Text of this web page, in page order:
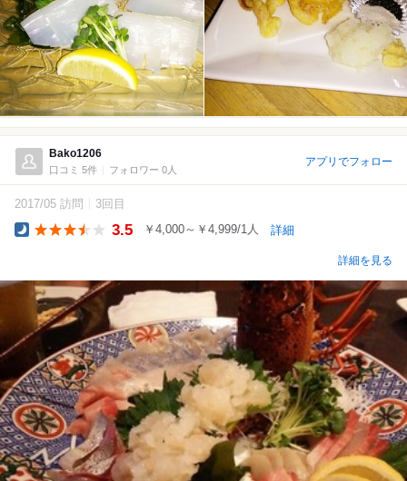
Bako1206
口コミ 5件 フォロワー 0人
アプリでフォロー
2017/05 訪問 3回目
3.5 ￥4,000～￥4,999/1人 詳細
詳細を見る